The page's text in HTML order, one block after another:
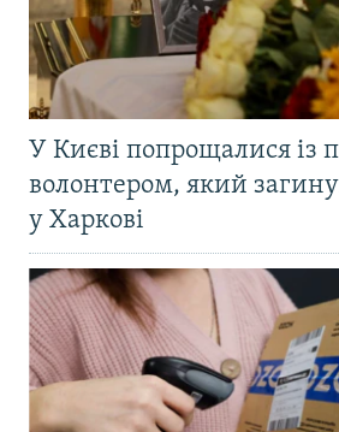
У Києві попрощалися із
волонтером, який
у Харкові